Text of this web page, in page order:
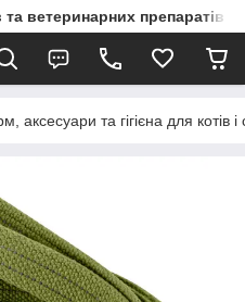
та ветеринарних препаратів
аксесуари та гігієна для котів і